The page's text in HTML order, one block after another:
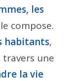
les
compose.
habitants,
une
la vie